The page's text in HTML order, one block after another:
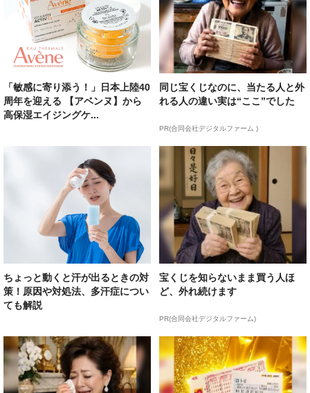
「敏感に寄り添う！」日本上陸40
周年を迎える 【アベンヌ】から
高保湿エイジングケ...
同じ宝くじなのに、当たる人と外
れる人の違い実は“ここ”でした
PR(合同会社デジタルファーム )
ちょっと動くと汗が出るときの対
策！原因や対処法、多汗症につい
ても解説
宝くじを知らないまま買う人ほ
ど、外れ続けます
PR(合同会社デジタルファーム)